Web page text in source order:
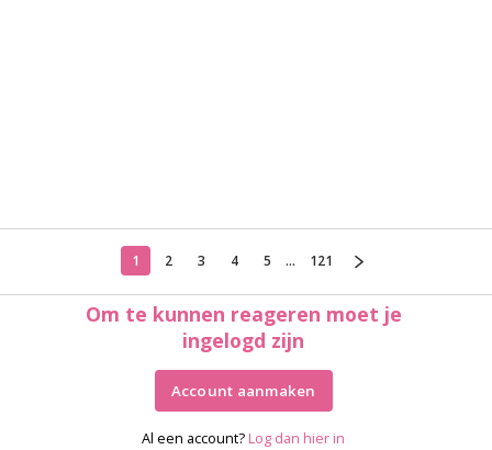
1 2 3 4 5 ... 121
Om te kunnen reageren moet je
ingelogd zijn
Account aanmaken
Al een account? Log dan hier in